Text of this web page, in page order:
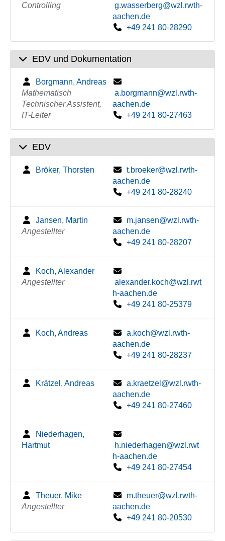
Controlling
g.wasserberg@wzl.rwth-
aachen.de
+49 241 80-28290
EDV und Dokumentation
Borgmann, Andreas
Mathematisch
Technischer Assistent,
IT-Leiter
a.borgmann@wzl.rwth-
aachen.de
+49 241 80-27463
EDV
Bröker, Thorsten
t.broeker@wzl.rwth-
aachen.de
+49 241 80-28240
Jansen, Martin
Angestellter
m.jansen@wzl.rwth-
aachen.de
+49 241 80-28207
Koch, Alexander
Angestellter
alexander.koch@wzl.rwt
h-aachen.de
+49 241 80-25379
Koch, Andreas
a.koch@wzl.rwth-
aachen.de
+49 241 80-28237
Krätzel, Andreas
a.kraetzel@wzl.rwth-
aachen.de
+49 241 80-27460
Niederhagen,
Hartmut
h.niederhagen@wzl.rwt
h-aachen.de
+49 241 80-27454
Theuer, Mike
Angestellter
m.theuer@wzl.rwth-
aachen.de
+49 241 80-20530